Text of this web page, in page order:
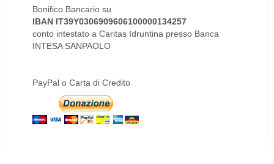
Bonifico Bancario su
IBAN IT39Y0306909606100000134257
conto intestato a Caritas Idruntina presso Banca
INTESA SANPAOLO
PayPal o Carta di Credito